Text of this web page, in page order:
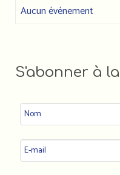
Aucun événement
S'abonner à